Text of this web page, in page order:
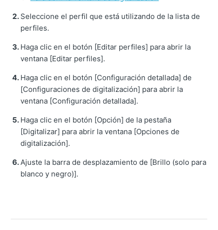
Seleccione el perfil que está utilizando de la lista de
perfiles.
Haga clic en el botón [Editar perfiles] para abrir la
ventana [Editar perfiles].
Haga clic en el botón [Configuración detallada] de
[Configuraciones de digitalización] para abrir la
ventana [Configuración detallada].
Haga clic en el botón [Opción] de la pestaña
[Digitalizar] para abrir la ventana [Opciones de
digitalización].
Ajuste la barra de desplazamiento de [Brillo (solo para
blanco y negro)].